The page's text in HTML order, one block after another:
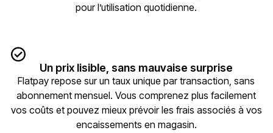
pour l’utilisation quotidienne.
Un prix lisible, sans mauvaise surprise
Flatpay repose sur un taux unique par transaction, sans
abonnement mensuel. Vous comprenez plus facilement
vos coûts et pouvez mieux prévoir les frais associés à vos
encaissements en magasin.